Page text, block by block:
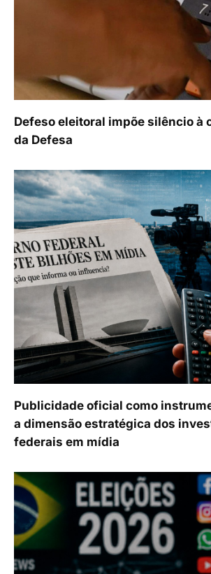
Defeso eleitoral impõe silêncio à
da Defesa
Publicidade oficial como
a dimensão estratégica dos
federais em mídia